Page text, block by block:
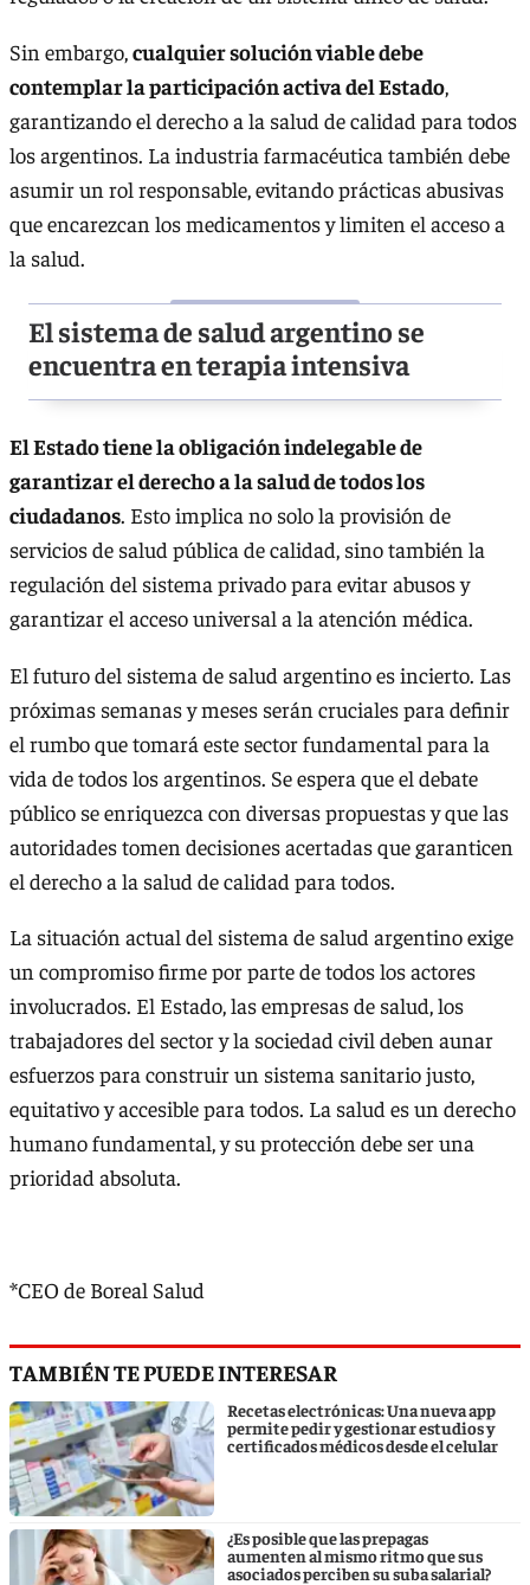
Sin embargo,cualquier solución viable debe
contemplar la participación activa del Estado,
garantizando el derecho a la salud de calidad para todos
los argentinos. La industria farmacéutica también debe
asumir un rol responsable, evitando prácticas abusivas
que encarezcan los medicamentos y limiten el acceso a
la salud.
El sistema de salud argentino se
encuentra en terapia intensiva
El Estado tiene la obligación indelegable de
garantizar el derecho a la salud de todos los
ciudadanos. Esto implica no solo la provisión de
servicios de salud pública de calidad, sino también la
regulación del sistema privado para evitar abusos y
garantizar el acceso universal a la atención médica.
El futuro del sistema de salud argentino es incierto. Las
próximas semanas y meses serán cruciales para definir
el rumbo que tomará este sector fundamental para la
vida de todos los argentinos. Se espera que el debate
público se enriquezca con diversas propuestas y que las
autoridades tomen decisiones acertadas que garanticen
el derecho a la salud de calidad para todos.
La situación actual del sistema de salud argentino exige
un compromiso firme por parte de todos los actores
involucrados. El Estado, las empresas de salud, los
trabajadores del sector y la sociedad civil deben aunar
esfuerzos para construir un sistema sanitario justo,
equitativo y accesible para todos. La salud es un derecho
humano fundamental, y su protección debe ser una
prioridad absoluta.
*CEO de Boreal Salud
TAMBIÉN TE PUEDE INTERESAR
Recetas electrónicas: Una nueva app
permite pedir y gestionar estudios y
certificados médicos desde el celular
¿Es posible que las prepagas
aumenten al mismo ritmo que sus
asociados perciben su suba salarial?